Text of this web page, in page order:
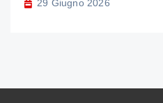
29 Giugno 2026